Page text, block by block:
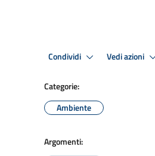
Condividi Vedi azioni
Categorie:
Ambiente
Argomenti: